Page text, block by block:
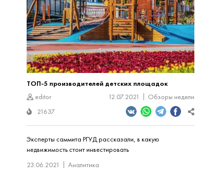
ТОП-5 производителей детских площадок
editor
12.07.2021
Обзоры недели
21637
Эксперты саммита РГУД рассказали, в какую
недвижимость стоит инвестировать
23.06.2021
Аналитика